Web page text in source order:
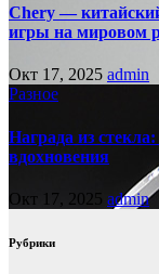
Chery —
игры на мировом
Окт 17, 2025 admin
Разное
Награда из
вдохновения
Окт 17, 2025 admin
Рубрики